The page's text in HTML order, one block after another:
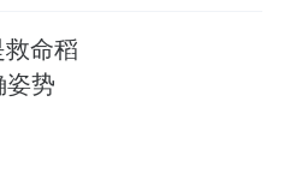
艳颖深知，物理空间
的滋养，才能真正让
社区联手，开始精心
命稻
姿势